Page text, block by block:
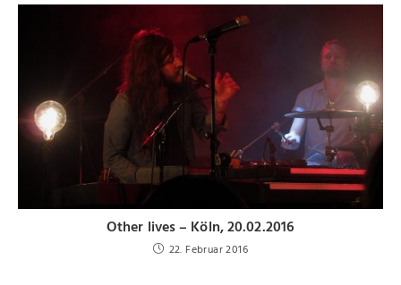
Other lives – Köln, 20.02.2016
22. Februar 2016